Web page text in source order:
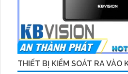
THIẾT BỊ KIỂM SOÁT RA VÀO